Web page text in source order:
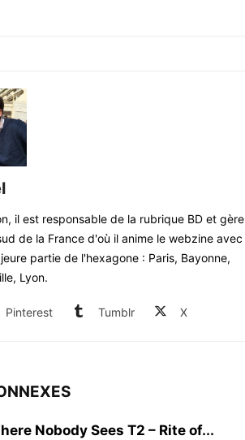
il est responsable de la rubrique BD et gère
de la France d'où il anime le webzine avec
partie de l'hexagone : Paris, Bayonne,
Lyon.
Pinterest Tumblr X
Nobody Sees T2 – Rite of...